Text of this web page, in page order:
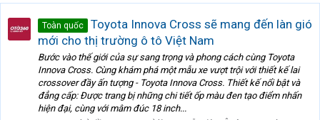
Toàn quốc
Toyota Innova Cross sẽ mang đến làn gió
mới cho thị trường ô tô Việt Nam
Bước vào thế giới của sự sang trọng và phong cách cùng Toyota
Innova Cross. Cùng khám phá một mẫu xe vượt trội với thiết kế lai
crossover đầy ấn tượng - Toyota Innova Cross. Thiết kế nổi bật và
đẳng cấp: Được trang bị những chi tiết ốp màu đen tạo điểm nhấn
hiện đại, cùng với mâm đúc 18 inch...